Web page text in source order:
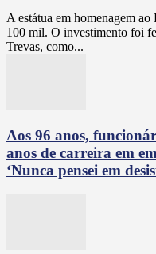
A estátua em homenagem
100 mil. O investimento foi
Trevas, como...
Aos 96 anos,
anos de carreira em
‘Nunca pensei em